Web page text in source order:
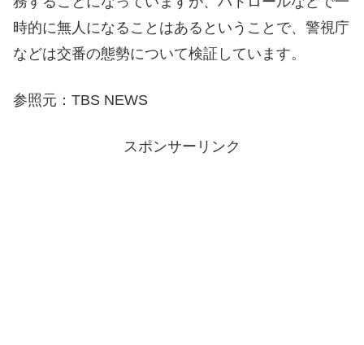
時的に無人になることはあるということで、警視庁
などは交番の態勢について検証しています。
参照元：TBS NEWS
スポンサーリンク